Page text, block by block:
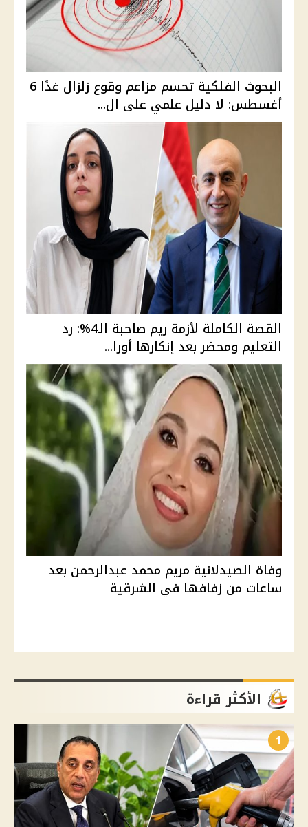
البحوث الفلكية تحسم مزاعم وقوع زلزال غدًا 6
أغسطس: لا دليل علمي على ال...
القصة الكاملة لأزمة ريم صاحبة الـ4%: رد
التعليم ومحضر بعد إنكارها أورا...
وفاة الصيدلانية مريم محمد عبدالرحمن بعد
ساعات من زفافها في الشرقية
الأكثر قراءة
1